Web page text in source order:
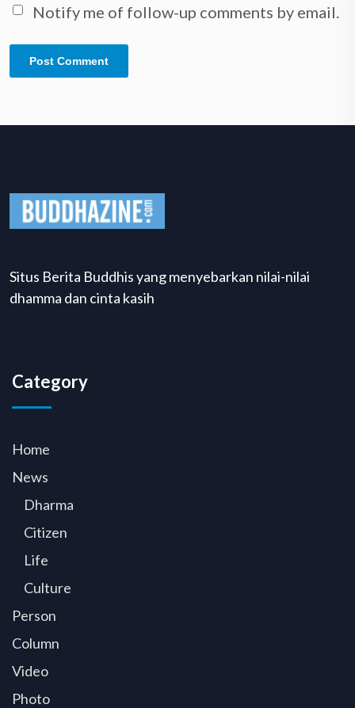
Notify me of follow-up comments by email.
Situs Berita Buddhis yang menyebarkan nilai-nilai
dhamma dan cinta kasih
Category
Home
News
Dharma
Citizen
Life
Culture
Person
Column
Video
Photo